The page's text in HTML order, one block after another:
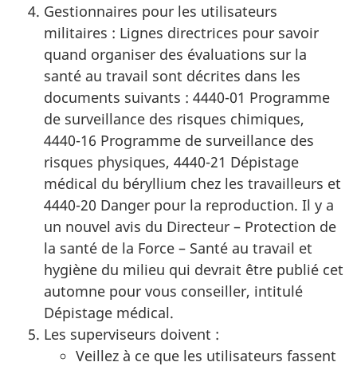
Gestionnaires pour les utilisateurs
militaires : Lignes directrices pour savoir
quand organiser des évaluations sur la
santé au travail sont décrites dans les
documents suivants : 4440-01 Programme
de surveillance des risques chimiques,
4440-16 Programme de surveillance des
risques physiques, 4440-21 Dépistage
médical du béryllium chez les travailleurs et
4440-20 Danger pour la reproduction. Il y a
un nouvel avis du Directeur – Protection de
la santé de la Force – Santé au travail et
hygiène du milieu qui devrait être publié cet
automne pour vous conseiller, intitulé
Dépistage médical.
Les superviseurs doivent :
Veillez à ce que les utilisateurs fassent